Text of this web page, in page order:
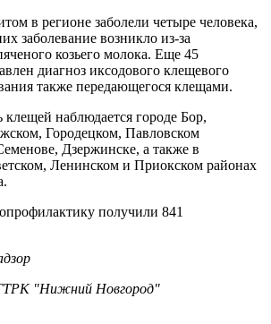
в регионе заболели четыре человека,
заболевание возникло из-за
козьего молока. Еще 45
диагноз иксодового клещевого
также передающегося клещами.
клещей наблюдается городе Бор,
Городецком, Павловском
Дзержинске, а также в
Ленинском и Приокском районах
получили 841
"Нижний Новгород"